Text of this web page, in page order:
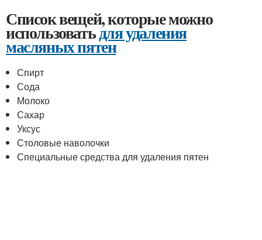
Список вещей, которые можно
использоватьдля удаления
масляных пятен
Спирт
Сода
Молоко
Сахар
Уксус
Столовые наволочки
Специальные средства для удаления пятен